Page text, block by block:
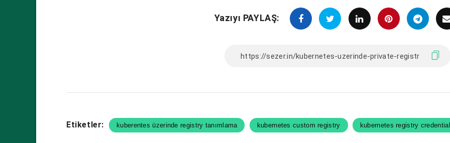
Yazıyı PAYLAŞ:
Etiketler: kuberentes üzerinde registry tanımlama kubernetes custom registry kubernetes registry